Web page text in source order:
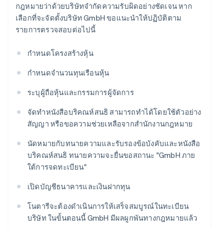
กฎหมายว่าด้วยบริษัทจำกัดความรับผิดอย่างชัดเจน หาก
เลือกที่จะจัดตั้งบริษัท GmbH ขอแนะนำให้ปฏิบัติตาม
รายการตรวจสอบต่อไปนี้
กำหนดโครงสร้างหุ้น
กำหนดจำนวนทุนเรือนหุ้น
ระบุผู้ถือหุ้นและกรรมการผู้จัดการ
จัดทำหนังสือบริคณห์สนธิ สามารถทำได้โดยใช้ตัวอย่าง
สัญญา หรือขอความช่วยเหลือจากสำนักงานกฎหมาย
นัดหมายกับทนายความและรับรองข้อบังคับและหนังสือ
บริคณห์สนธิ ทนายความจะยื่นขอสถานะ "GmbH ภาย
ใต้การจดทะเบียน"
เปิดบัญชีธนาคารและเงินฝากทุน
โนตารีจะต้องดำเนินการให้เสร็จสมบูรณ์ในทะเบียน
บริษัท ในขั้นตอนนี้ GmbH มีผลผูกพันทางกฎหมายแล้ว